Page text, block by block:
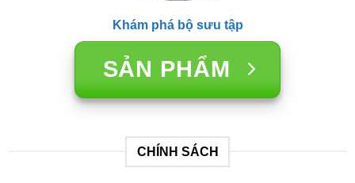
Khám phá bộ sưu tập
SẢN PHẨM
CHÍNH SÁCH